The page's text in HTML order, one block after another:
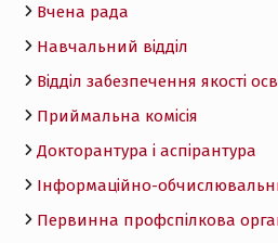
Вчена рада
Навчальний відділ
Відділ забезпечення якості
Приймальна комісія
Докторантура і аспірантура
Інформаційно-
Первинна профспілкова